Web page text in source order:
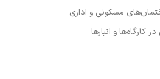
مسکونی و اداری
کارگاه‌ها و انبارها